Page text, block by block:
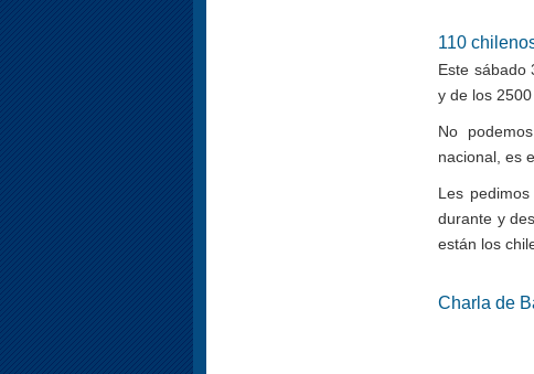
110
Este sábado
y de los
No
nacional, es
Les
durante y
están los
Charla de